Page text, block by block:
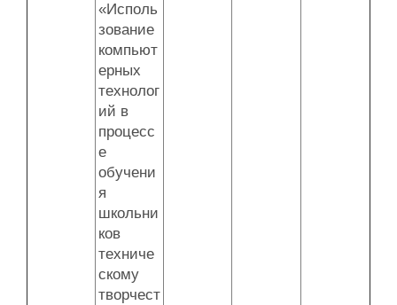
«Исполь
зование
компьют
ерных
технолог
ий в
процесс
е
обучени
я
школьни
ков
техниче
скому
творчест